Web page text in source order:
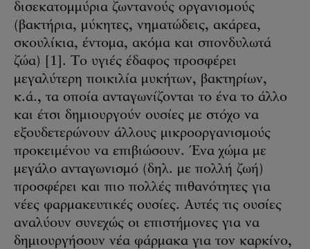
δισεκατομμύρια ζωντανούς οργανισμούς
(βακτήρια, μύκητες, νηματώδεις, ακάρεα,
σκουλίκια, έντομα, ακόμα και σπονδυλωτά
ζώα) [1]. Το υγιές έδαφος προσφέρει
μεγαλύτερη ποικιλία μυκήτων, βακτηρίων,
κ.ά., τα οποία ανταγωνίζονται το ένα το άλλο
και έτσι δημιουργούν ουσίες με στόχο να
εξουδετερώνουν άλλους μικροοργανισμούς
προκειμένου να επιβιώσουν. Ένα χώμα με
μεγάλο ανταγωνισμό (δηλ. με πολλή ζωή)
προσφέρει και πιο πολλές πιθανότητες για
νέες φαρμακευτικές ουσίες. Αυτές τις ουσίες
αναλύουν συνεχώς οι επιστήμονες για να
δημιουργήσουν νέα φάρμακα για τον καρκίνο,